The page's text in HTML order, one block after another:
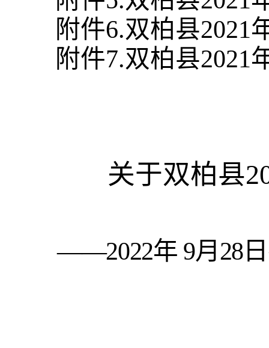
附件6.双柏县2021
附件7.双柏县2021
关于双柏县
——2022年 9月 28